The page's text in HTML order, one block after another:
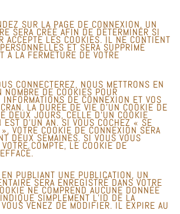
SUR LA PAGE DE CONNEXION, UN
SERA CRÉÉ AFIN DE DÉTERMINER SI
ACCEPTE LES COOKIES. IL NE CONTIENT
ET SERA SUPPRIMÉ
À LA FERMETURE DE VOTRE
CONNECTEREZ, NOUS METTRONS EN
NOMBRE DE COOKIES POUR
INFORMATIONS DE CONNEXION ET VOS
LA DURÉE DE VIE D’UN COOKIE DE
DEUX JOURS, CELLE D’UN COOKIE
EST D’UN AN. SI VOUS COCHEZ « SE
VOTRE COOKIE DE CONNEXION SERA
DEUX SEMAINES. SI VOUS VOUS
COMPTE, LE COOKIE DE
PUBLIANT UNE PUBLICATION, UN
SERA ENREGISTRÉ DANS VOTRE
NE COMPREND AUCUNE DONNÉE
SIMPLEMENT L’ID DE LA
VENEZ DE MODIFIER. IL EXPIRE AU